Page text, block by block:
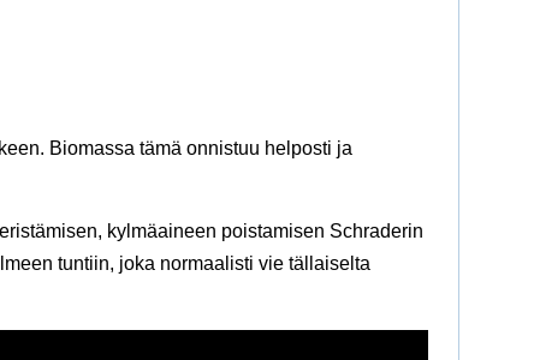
Biomassa tämä onnistuu helposti ja
kylmäaineen poistamisen Schraderin
tuntiin, joka normaalisti vie tällaiselta